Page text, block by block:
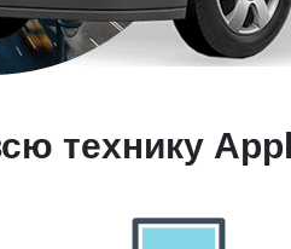
технику